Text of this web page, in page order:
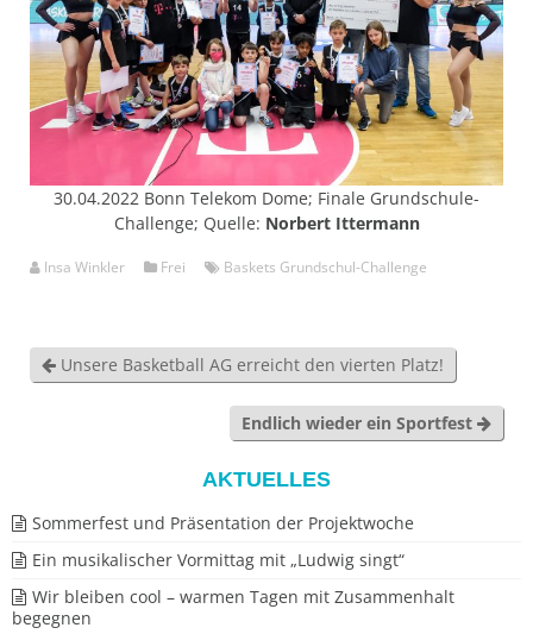
30.04.2022 Bonn Telekom Dome; Finale Grundschule-
Challenge; Quelle: Norbert Ittermann
Insa Winkler Frei Baskets Grundschul-Challenge
Unsere Basketball AG erreicht den vierten Platz!
Endlich wieder ein Sportfest
AKTUELLES
Sommerfest und Präsentation der Projektwoche
Ein musikalischer Vormittag mit „Ludwig singt“
Wir bleiben cool – warmen Tagen mit Zusammenhalt
begegnen